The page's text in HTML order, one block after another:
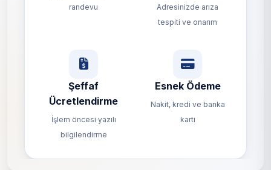
randevu
Adresinizde arıza
tespiti ve onarım
Şeffaf
Ücretlendirme
İşlem öncesi yazılı
bilgilendirme
Esnek Ödeme
Nakit, kredi ve banka
kartı